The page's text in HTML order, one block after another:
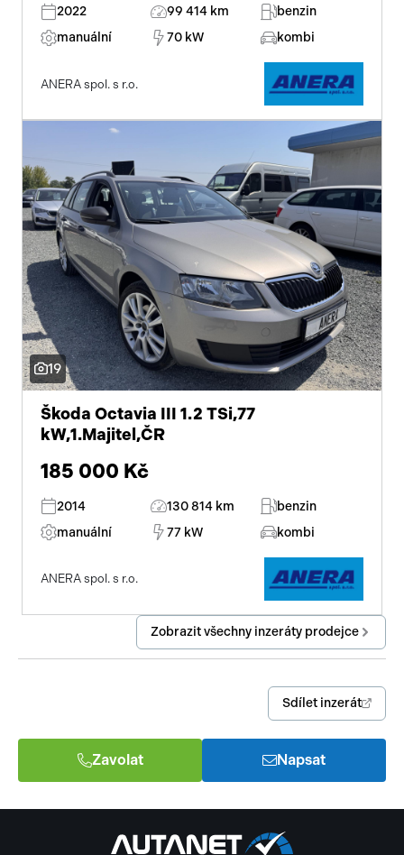
2022 99 414 km
benzin
manuální
70 kW kombi
ANERA spol. s r.o.
19
Škoda Octavia III 1.2 TSi,77
kW,1.Majitel,ČR
185 000 Kč
2014 130 814 km
benzin
manuální
77 kW kombi
ANERA spol. s r.o.
Zobrazit všechny inzeráty prodejce
Sdílet inzerát
Zavolat Napsat